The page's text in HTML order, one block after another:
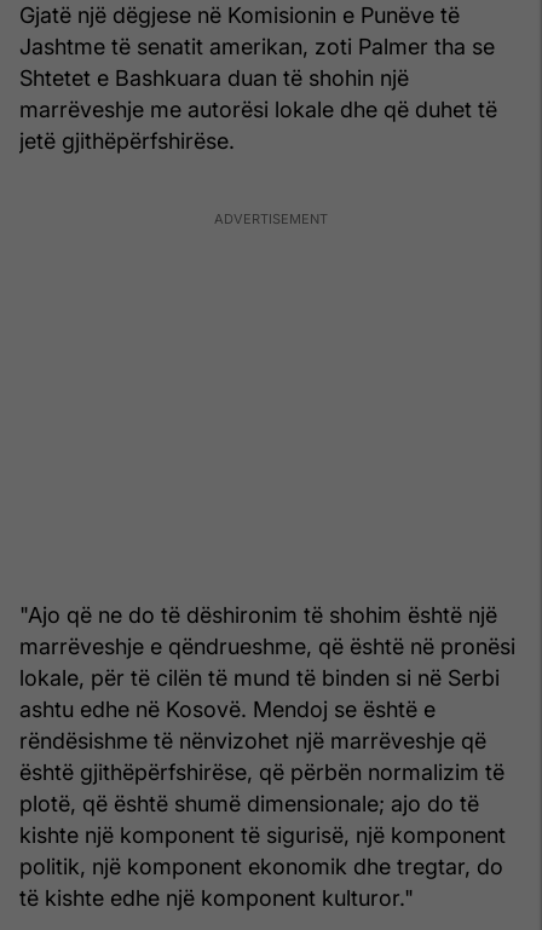
Gjatë një dëgjese në Komisionin e Punëve të
Jashtme të senatit amerikan, zoti Palmer tha se
Shtetet e Bashkuara duan të shohin një
marrëveshje me autorësi lokale dhe që duhet të
jetë gjithëpërfshirëse.
"Ajo që ne do të dëshironim të shohim është një
marrëveshje e qëndrueshme, që është në pronësi
lokale, për të cilën të mund të binden si në Serbi
ashtu edhe në Kosovë. Mendoj se është e
rëndësishme të nënvizohet një marrëveshje që
është gjithëpërfshirëse, që përbën normalizim të
plotë, që është shumë dimensionale; ajo do të
kishte një komponent të sigurisë, një komponent
politik, një komponent ekonomik dhe tregtar, do
të kishte edhe një komponent kulturor."